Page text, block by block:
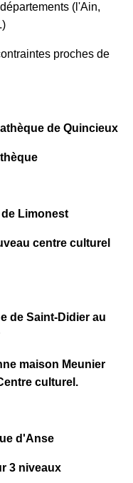
(l'Ain,
proches de
de Quincieux
Limonest
centre culturel
de Saint-Didier au
maison Meunier
culturel.
d'Anse
3 niveaux